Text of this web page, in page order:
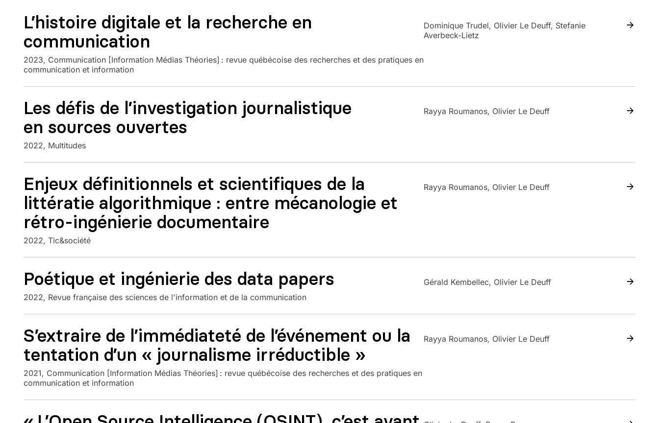
L’histoire digitale et la recherche en
communication
2023 Communication [Information Médias Théories] : revue québécoise des recherches et des pratiques en
communication et information
Dominique Trudel, Olivier Le Deuff, Stefanie
Averbeck-Lietz
Les défis de l’investigation journalistique
en sources ouvertes
2022 Multitudes
Rayya Roumanos, Olivier Le Deuff
Enjeux définitionnels et scientifiques de la
littératie algorithmique : entre mécanologie et
rétro-ingénierie documentaire
2022 Tic&société
Rayya Roumanos, Olivier Le Deuff
Poétique et ingénierie des data papers
2022 Revue française des sciences de l'information et de la communication
Gérald Kembellec, Olivier Le Deuff
S’extraire de l’immédiateté de l’événement ou la
tentation d’un « journalisme irréductible »
2021
Communication [Information Médias Théories] : revue québécoise des recherches et des pratiques en
communication et information
Rayya Roumanos, Olivier Le Deuff